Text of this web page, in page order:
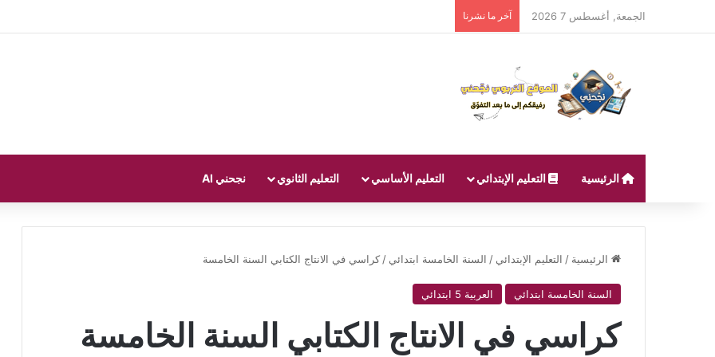
الجمعة, أغسطس 7 2026 آخر ما نشرنا
الرئيسية التعليم الإبتدائي التعليم الأساسي التعليم الثانوي نجحني AI
الرئيسية / التعليم الإبتدائي / السنة الخامسة ابتدائي / كراسي في الانتاج الكتابي السنة الخامسة
السنة الخامسة ابتدائي العربية 5 ابتدائي
كراسي في الانتاج الكتابي السنة الخامسة